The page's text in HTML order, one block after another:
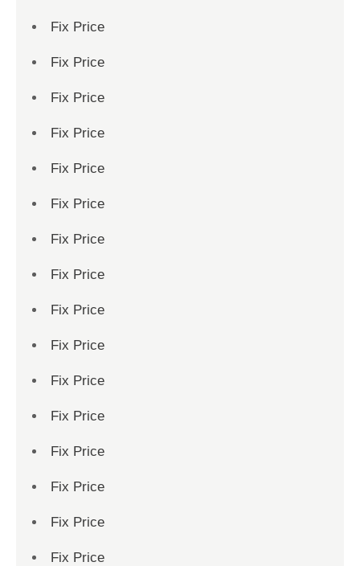
Fix Price
Fix Price
Fix Price
Fix Price
Fix Price
Fix Price
Fix Price
Fix Price
Fix Price
Fix Price
Fix Price
Fix Price
Fix Price
Fix Price
Fix Price
Fix Price